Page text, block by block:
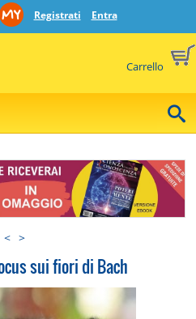
Registrati Entra
Carrello
< >
sui fiori di Bach